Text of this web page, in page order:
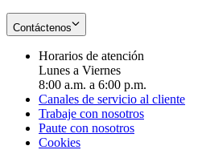
Contáctenos
Horarios de atención
Lunes a Viernes
8:00 a.m. a 6:00 p.m.
Canales de servicio al cliente
Trabaje con nosotros
Paute con nosotros
Cookies